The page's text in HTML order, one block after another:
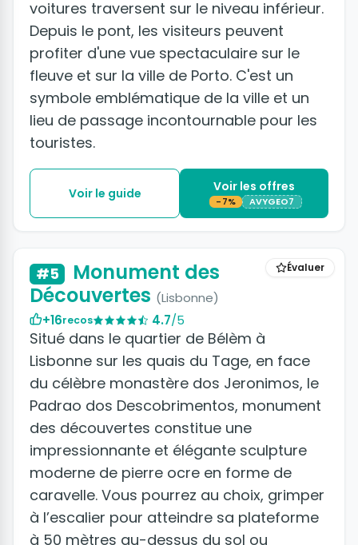
voitures traversent sur le niveau inférieur.
Depuis le pont, les visiteurs peuvent
profiter d'une vue spectaculaire sur le
fleuve et sur la ville de Porto. C'est un
symbole emblématique de la ville et un
lieu de passage incontournable pour les
touristes.
Voir le guide Voir les offres
-7% AVYGEO7
Évaluer
#5
Monument des
Découvertes (Lisbonne)
+16recos 4.7/5
Situé dans le quartier de Bélèm à
Lisbonne sur les quais du Tage, en face
du célèbre monastère dos Jeronimos, le
Padrao dos Descobrimentos, monument
des découvertes constitue une
impressionnante et élégante sculpture
moderne de pierre ocre en forme de
caravelle. Vous pourrez au choix, grimper
à l’escalier pour atteindre sa plateforme
à 50 mètres au-dessus du sol ou